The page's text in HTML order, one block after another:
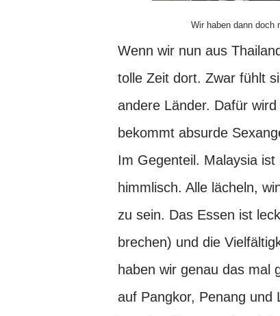
Wir haben dann doch
Wenn wir nun aus
tolle Zeit dort. Zwar fühlt
andere Länder. Dafür
bekommt absurde
Im Gegenteil. Malaysia
himmlisch. Alle lächeln,
zu sein. Das Essen ist
brechen) und die
haben wir genau das mal
auf Pangkor, Penang und